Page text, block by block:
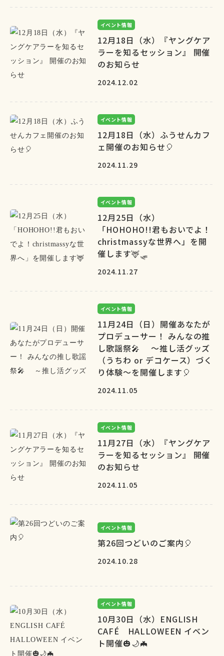
イベント情報
12月18日（水）『ヤングケア
ラーを知るセッション』 開催
のお知らせ
2024.12.02
イベント情報
12月18日（水）ふうせんカフ
ェ開催のお知らせ🎈
2024.11.29
イベント情報
12月25日（水）
「HOHOHO!!君もおいでよ！
christmassyな世界へ」を開
催します🦌🛷
2024.11.27
イベント情報
11月24日（日）開催あなたが
プロデューサー！ みんなの推
し歌謡祭🎤 ～推し活グッズ
（うちわ or デコケース）づく
り体験～を開催します🎈
2024.11.05
イベント情報
11月27日（水）『ヤングケア
ラーを知るセッション』 開催
のお知らせ
2024.11.05
イベント情報
第26回つどいのご案内🎈
2024.10.28
イベント情報
10月30日（水）ENGLISH
CAFÉ HALLOWEEN イベン
ト開催🎃🌙🦇